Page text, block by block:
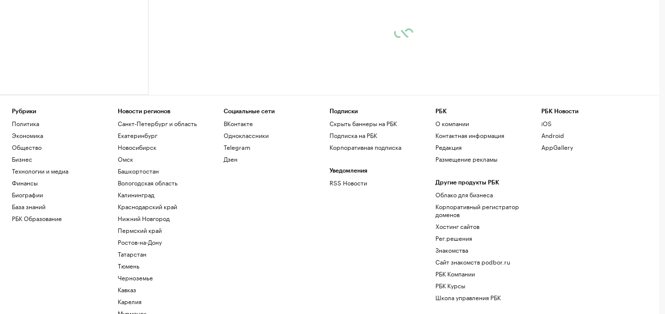
Рубрики
Политика
Экономика
Общество
Бизнес
Технологии и медиа
Финансы
Биографии
База знаний
РБК Образование
Новости регионов
Санкт-Петербург и область
Екатеринбург
Новосибирск
Омск
Башкортостан
Вологодская область
Калининград
Краснодарский край
Нижний Новгород
Пермский край
Ростов-на-Дону
Татарстан
Тюмень
Черноземье
Кавказ
Карелия
Социальные сети
ВКонтакте
Одноклассники
Telegram
Дзен
Подписки
Скрыть баннеры на РБК
Подписка на РБК
Корпоративная подписка
Уведомления
RSS Новости
РБК
О компании
Контактная информация
Редакция
Размещение рекламы
Другие продукты РБК
Облако для бизнеса
Корпоративный регистратор
доменов
Хостинг сайтов
Рег.решения
Знакомства
Сайт знакомств podbor.ru
РБК Компании
РБК Курсы
Школа управления РБК
РБК Новости
iOS
Android
AppGallery